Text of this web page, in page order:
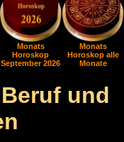
Monats
Horoskop
September 2026
Monats
Horoskop alle
Monate
und